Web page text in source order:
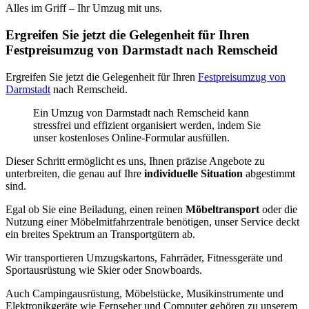
Alles im Griff – Ihr Umzug mit uns.
Ergreifen Sie jetzt die Gelegenheit für Ihren
Festpreisumzug von Darmstadt nach Remscheid
Ergreifen Sie jetzt die Gelegenheit für Ihren Festpreisumzug von
Darmstadt nach Remscheid.
Ein Umzug von Darmstadt nach Remscheid kann
stressfrei und effizient organisiert werden, indem Sie
unser kostenloses Online-Formular ausfüllen.
Dieser Schritt ermöglicht es uns, Ihnen präzise Angebote zu
unterbreiten, die genau auf Ihre individuelle Situation abgestimmt
sind.
Egal ob Sie eine Beiladung, einen reinen Möbeltransport oder die
Nutzung einer Möbelmitfahrzentrale benötigen, unser Service deckt
ein breites Spektrum an Transportgütern ab.
Wir transportieren Umzugskartons, Fahrräder, Fitnessgeräte und
Sportausrüstung wie Skier oder Snowboards.
Auch Campingausrüstung, Möbelstücke, Musikinstrumente und
Elektronikgeräte wie Fernseher und Computer gehören zu unserem